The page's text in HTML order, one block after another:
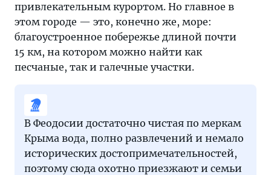
отдыхавших
или
живших
здесь,
Феодосию
привлекательным
курортом.
Но
главное
привлекательным курортом. Но главное в
этом городе — это, конечно же, море:
благоустроенное побережье длиной почти
15 км, на котором можно найти как
песчаные, так и галечные участки.
В Феодосии достаточно чистая по меркам
Крыма вода, полно развлечений и немало
исторических достопримечательностей,
поэтому сюда охотно приезжают и семьи